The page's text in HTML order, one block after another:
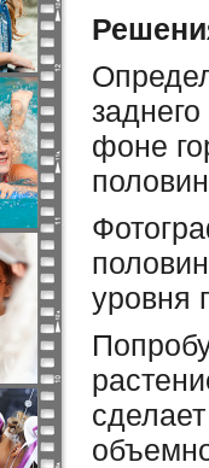
фоне
уровня